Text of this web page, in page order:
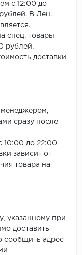
Tarkett
Wonderful Vinyl
с 12:00 до
В Лен.
спец. товары
рублей.
доставки
сразу после
10:00 до 22:00
зависит от
товара на
указанному при
доставить
сообщить адрес